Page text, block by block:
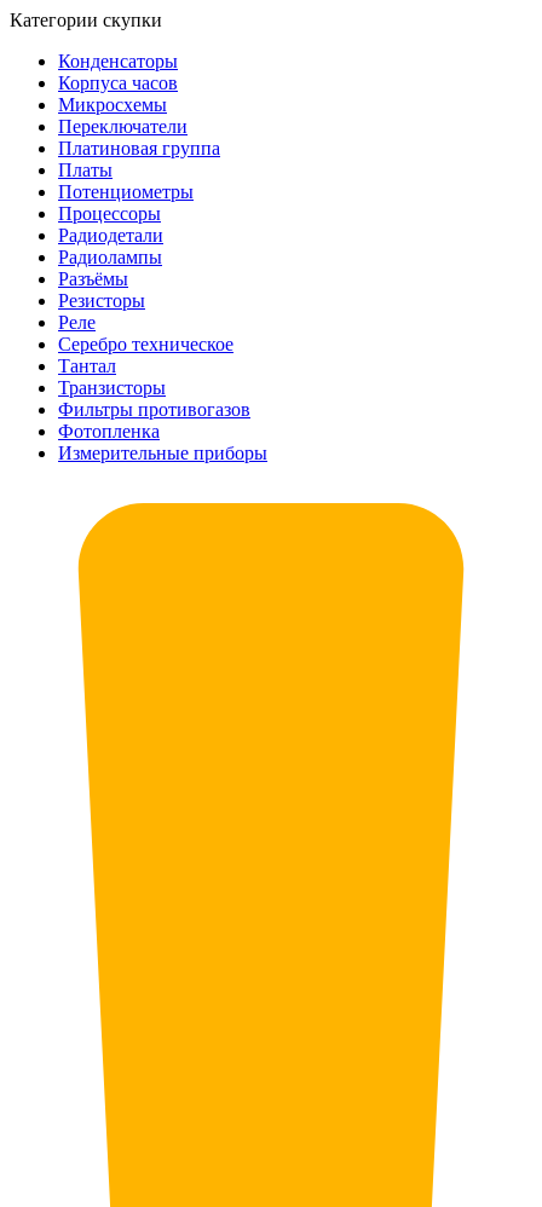
Категории скупки
Конденсаторы
Корпуса часов
Микросхемы
Переключатели
Платиновая группа
Платы
Потенциометры
Процессоры
Радиодетали
Радиолампы
Разъёмы
Резисторы
Реле
Серебро техническое
Тантал
Транзисторы
Фильтры противогазов
Фотопленка
Измерительные приборы